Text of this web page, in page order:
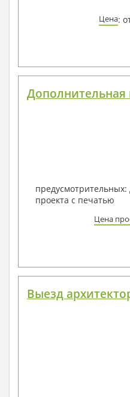
Цена:
Дополнительная
проекта с печатью
Цена
Выезд